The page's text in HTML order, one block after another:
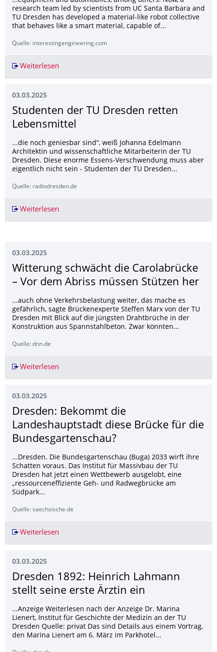
research team led by scientists from UC Santa Barbara and
TU Dresden has developed a material-like robot collective
that behaves like a smart material, capable of...
Quelle: interestingengineering.com
Weiterlesen
03.03.2025
Studenten der TU Dresden retten
Lebensmittel
...die noch geniesbar sind“, weiß Johanna Edelmann
Architektin und wissenschaftliche Mitarbeiterin der TU
Dresden. Diese enorme Essens-Verschwendung muss aber
eigentlich nicht sein - Studenten der TU Dresden...
Quelle: radiodresden.de
Weiterlesen
03.03.2025
Witterung schwächt die Carolabrücke
– Vor dem Abriss müssen Stützen her
...auch ohne Verkehrsbelastung weiter, das mache es
gefährlich, sagte Brückenexperte Steffen Marx von der TU
Dresden mit Blick auf die jüngsten Drahtbrüche in der
Konstruktion aus Spannstahlbeton. Zwar könnten...
Quelle: dnn.de
Weiterlesen
03.03.2025
Dresden: Bekommt die
Landeshauptstadt diese Brücke für die
Bundesgartenschau?
...Dresden. Die Bundesgartenschau (Buga) 2033 wirft ihre
Schatten voraus. Das Institut für Massivbau der TU
Dresden hat jetzt einen Wettbewerb ausgelobt, eine
„ressourceneffiziente Geh- und Radwegbrücke am
Südpark...
Quelle: saechsische.de
Weiterlesen
03.03.2025
Dresden 1892: Heinrich Lahmann
stellt seine erste Ärztin ein
...Anzeige Weiterlesen nach der Anzeige Dr. Marina
Lienert, Institut für Geschichte der Medizin an der TU
Dresden Quelle: privat Das sind Details aus einem Vortrag,
den Marina Lienert am 6. März im Parkhotel...